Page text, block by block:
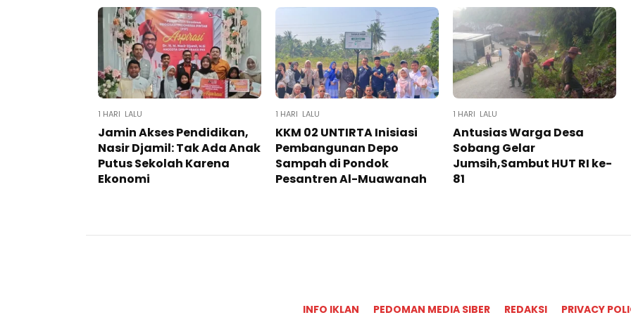
1 HARI LALU
Jamin Akses Pendidikan,
Nasir Djamil: Tak Ada Anak
Putus Sekolah Karena
Ekonomi
1 HARI LALU
KKM 02 UNTIRTA Inisiasi
Pembangunan Depo
Sampah di Pondok
Pesantren Al-Muawanah
1 HARI LALU
Antusias Warga Desa
Sobang Gelar
Jumsih,Sambut HUT RI ke-
81
INFO IKLAN PEDOMAN MEDIA SIBER REDAKSI PRIVACY